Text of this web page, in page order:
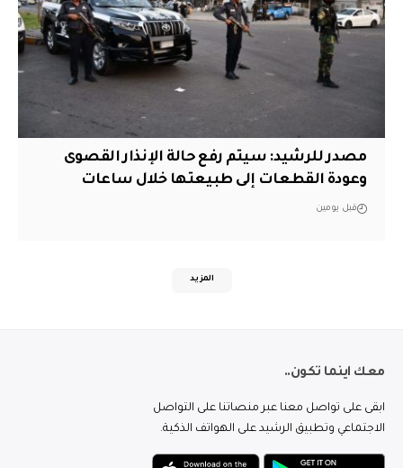
مصدر للرشيد: سيتم رفع حالة الإنذار القصوى
وعودة القطعات إلى طبيعتها خلال ساعات
قبل يومين
المزيد
معك اينما تكون..
ابقى على تواصل معنا عبر منصاتنا على التواصل
الاجتماعي وتطبيق الرشيد على الهواتف الذكية.